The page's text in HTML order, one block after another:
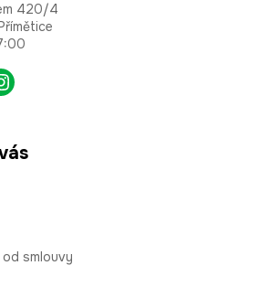
420/4
smlouvy